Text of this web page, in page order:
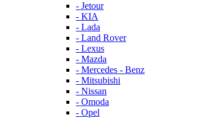
- Jetour
- KIA
- Lada
- Land Rover
- Lexus
- Mazda
- Mercedes - Benz
- Mitsubishi
- Nissan
- Omoda
- Opel